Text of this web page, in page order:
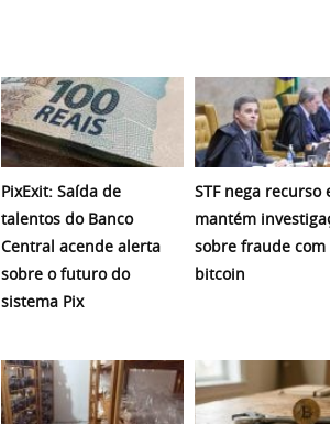
PixExit: Saída de
talentos do Banco
Central acende alerta
sobre o futuro do
sistema Pix
STF nega recurso
mantém
sobre fraude com
bitcoin